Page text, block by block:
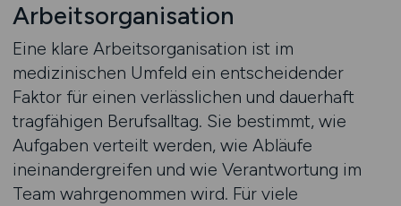
Arbeitsorganisation
Eine klare Arbeitsorganisation ist im
medizinischen Umfeld ein entscheidender
Faktor für einen verlässlichen und dauerhaft
tragfähigen Berufsalltag. Sie bestimmt, wie
Aufgaben verteilt werden, wie Abläufe
ineinandergreifen und wie Verantwortung im
Team wahrgenommen wird. Für viele